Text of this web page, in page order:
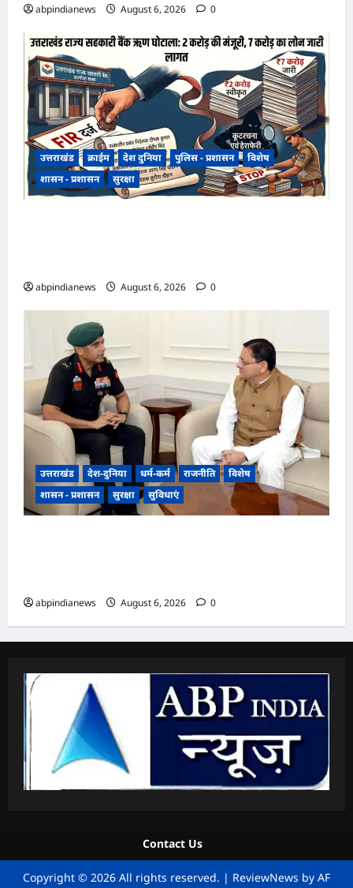
abpindianews August 6, 2026 0
उत्तराखंड क्राईम देश दुनिया पुलिस - प्रशासन
विशेष
शासन - प्रशासन
सुरक्षा
abpindianews August 6, 2026 0
उत्तराखंड देश-दुनिया धर्म-कर्म राजनीति
विशेष
शासन - प्रशासन
सुरक्षा सुविधाएं
abpindianews August 6, 2026 0
Contact Us
Copyright © 2026 All rights reserved. | ReviewNews by AF